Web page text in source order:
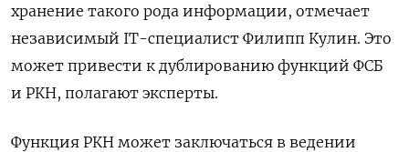
хранение такого рода информации, отмечает
независимый IT-специалист Филипп Кулин. Это
может привести к дублированию функций ФСБ
и РКН, полагают эксперты.
Функция РКН может заключаться в ведении